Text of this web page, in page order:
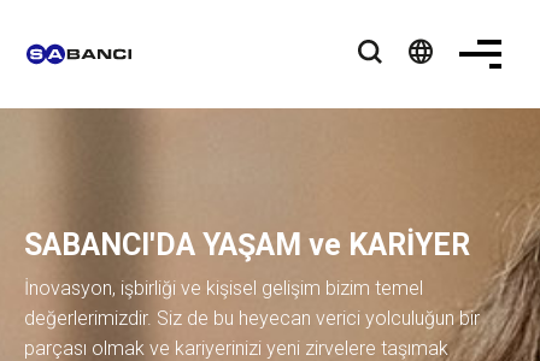
language
SABANCI'DA YAŞAM ve KARİYER
İnovasyon, işbirliği ve kişisel gelişim bizim temel
değerlerimizdir. Siz de bu heyecan verici yolculuğun bir
parçası olmak ve kariyerinizi yeni zirvelere taşımak